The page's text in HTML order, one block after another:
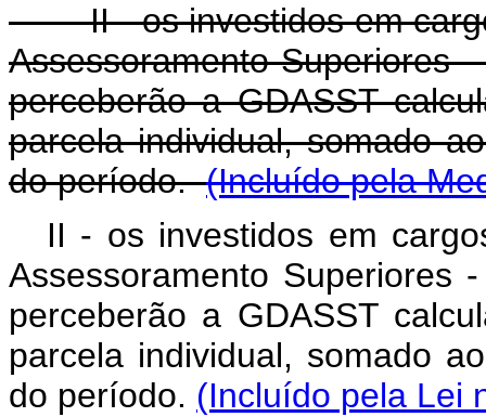
II - os investidos em
Assessoramento Superiores
perceberão a GDASST
parcela individual, somado
do período.(Incluído pela
II - os investidos em
Assessoramento Superiores
perceberão a GDASST
parcela individual, somado
do período. (Incluído pela Lei